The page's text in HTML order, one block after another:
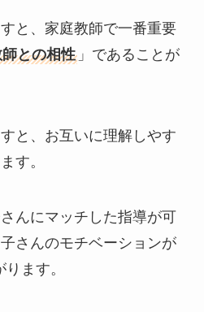
と、家庭教師で一番重要
との相性」であることが
と、お互いに理解しやす
す。
んにマッチした指導が可
さんのモチベーションが
ます。